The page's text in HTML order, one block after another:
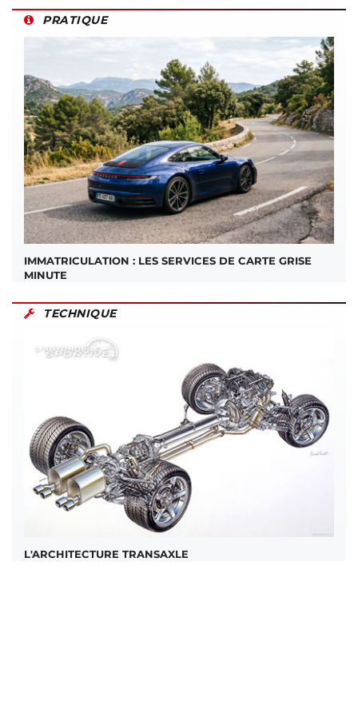
PRATIQUE
IMMATRICULATION : LES SERVICES DE CARTE GRISE
MINUTE
TECHNIQUE
L'ARCHITECTURE TRANSAXLE